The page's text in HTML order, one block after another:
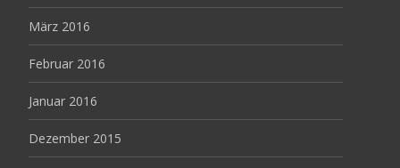
März 2016
Februar 2016
Januar 2016
Dezember 2015